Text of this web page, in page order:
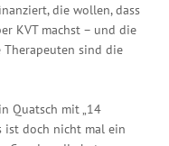
die wollen, dass
KVT machst – und die
Therapeuten sind die
Quatsch mit „14
ist doch nicht mal ein